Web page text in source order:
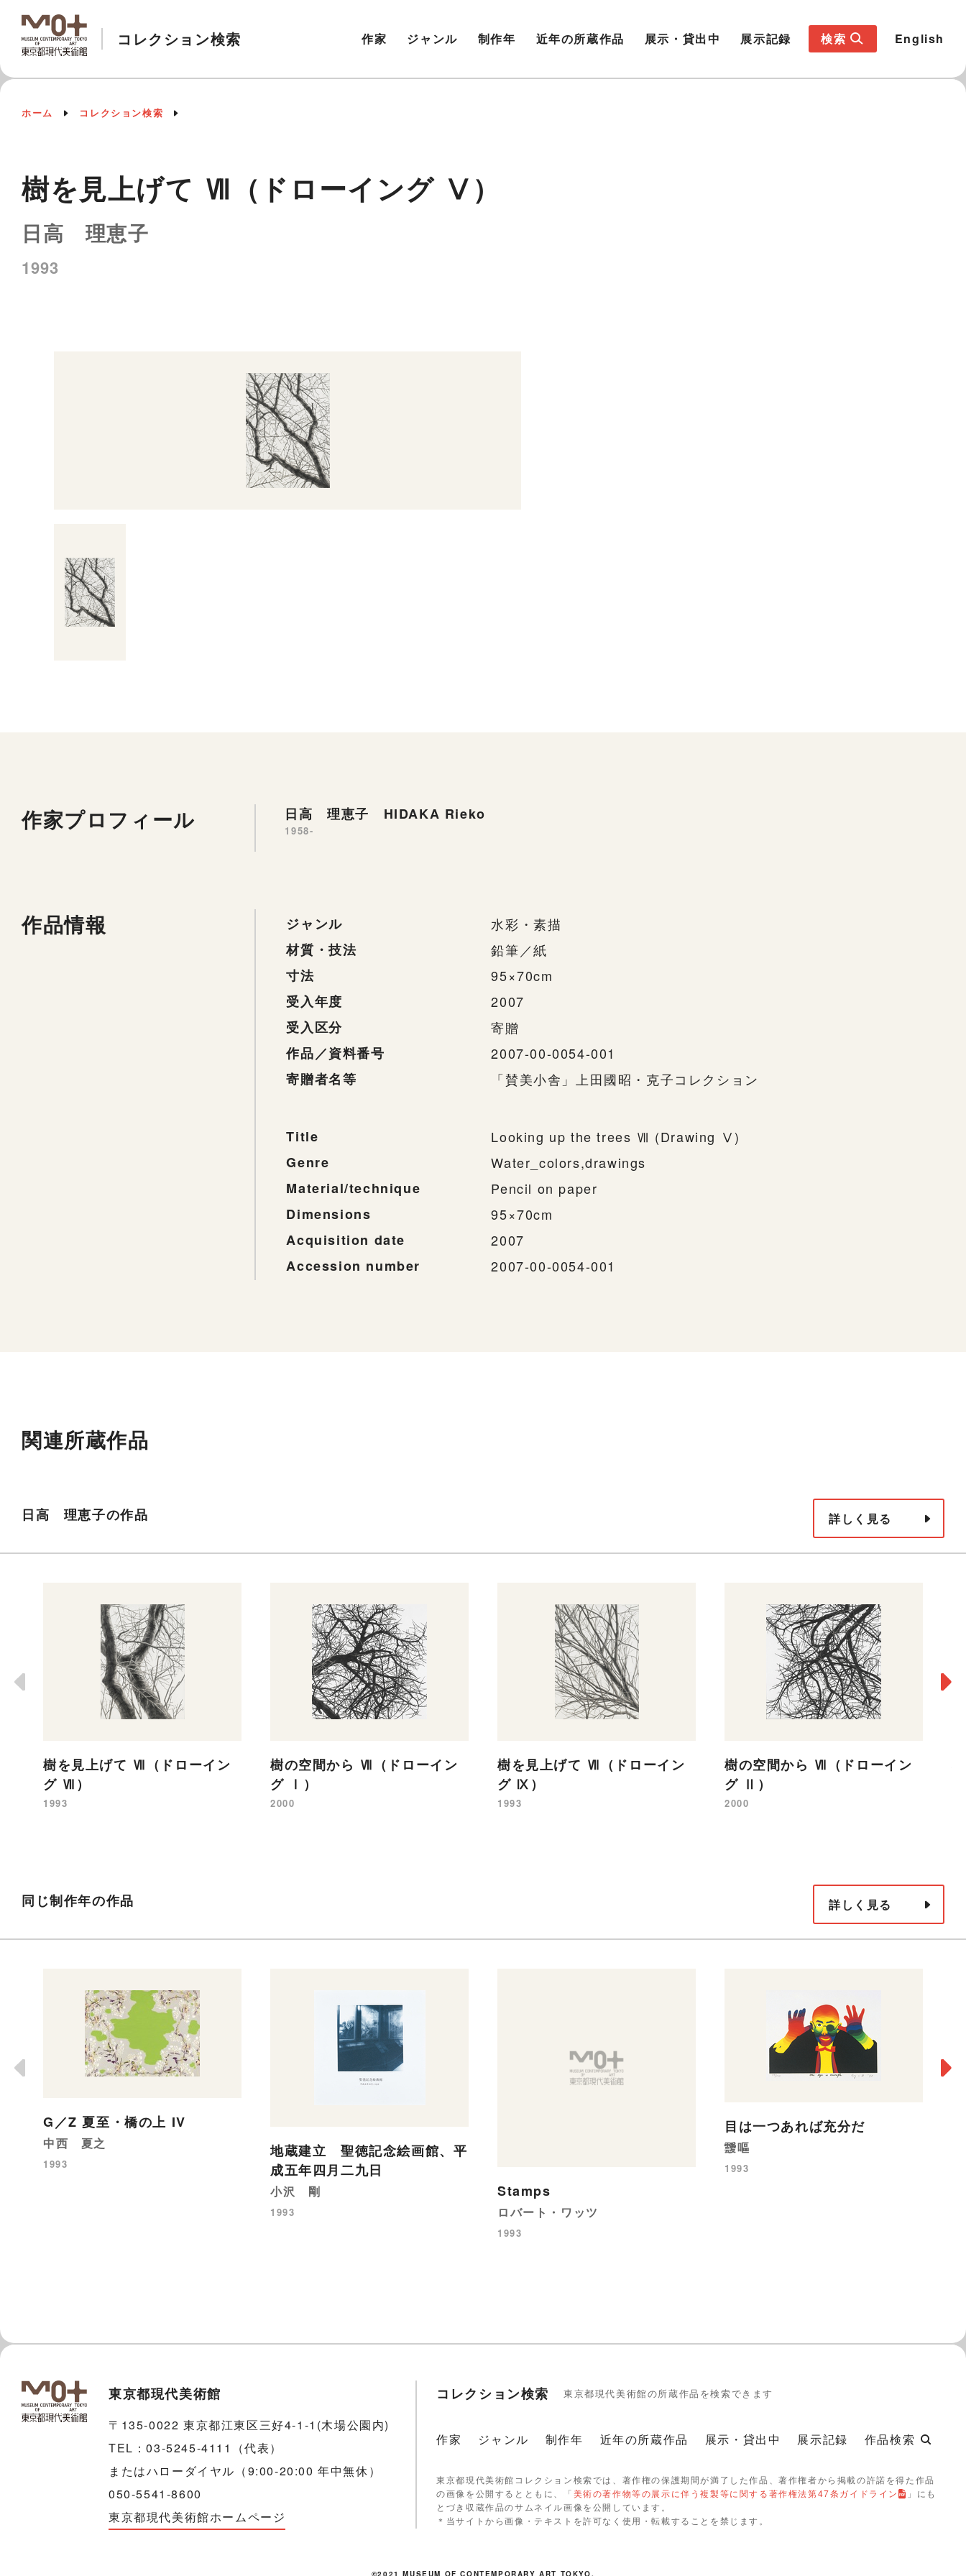
コレクション検索 作家 ジャンル 制作年 近年の所蔵作品 展示・貸出中 展示記録 検索 English
ホーム コレクション検索
樹を見上げて Ⅶ（ドローイング Ⅴ）
日高 理恵子
1993
作家プロフィール 日高 理恵子 HIDAKA Rieko
1958-
作品情報 ジャンル
水彩・素描
材質・技法
鉛筆／紙
寸法
95×70cm
受入年度
2007
受入区分
寄贈
作品／資料番号
2007-00-0054-001
寄贈者名等
「賛美小舎」上田國昭・克子コレクション
Title
Looking up the trees Ⅶ (Drawing Ⅴ)
Genre
Water_colors,drawings
Material/technique
Pencil on paper
Dimensions
95×70cm
Acquisition date
2007
Accession number
2007-00-0054-001
関連所蔵作品
日高 理恵子の作品 詳しく見る
樹を見上げて Ⅶ（ドローイン
グ Ⅶ）
1993
樹の空間から Ⅶ（ドローイン
グ Ⅰ）
2000
樹を見上げて Ⅶ（ドローイン
グ Ⅸ）
1993
樹の空間から Ⅶ（ドローイン
グ Ⅱ）
2000
同じ制作年の作品 詳しく見る
G／Z 夏至・橋の上 IV
中西 夏之
1993
地蔵建立 聖徳記念絵画館、平
成五年四月二九日
小沢 剛
1993
Stamps
ロバート・ワッツ
1993
目は一つあれば充分だ
靉嘔
1993
東京都現代美術館
〒135-0022 東京都江東区三好4-1-1(木場公園内)
TEL：03-5245-4111（代表）
またはハローダイヤル（9:00-20:00 年中無休）
050-5541-8600
東京都現代美術館ホームページ
コレクション検索 東京都現代美術館の所蔵作品を検索できます
作家 ジャンル 制作年 近年の所蔵作品 展示・貸出中 展示記録 作品検索
東京都現代美術館コレクション検索では、著作権の保護期間が満了した作品、著作権者から掲載の許諾を得た作品
の画像を公開するとともに、「美術の著作物等の展示に伴う複製等に関する著作権法第47条ガイドライン
」にも
とづき収蔵作品のサムネイル画像を公開しています。
＊当サイトから画像・テキストを許可なく使用・転載することを禁じます。
©2021 MUSEUM OF CONTEMPORARY ART TOKYO.